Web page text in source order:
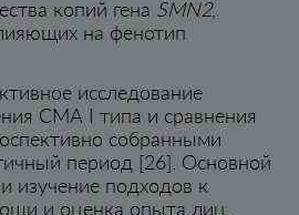
копий гена SMN2,
на фенотип
исследование
СМА I типа и сравнения
собранными
период [26]. Основной
изучение подходов к
и оценка опыта лиц,